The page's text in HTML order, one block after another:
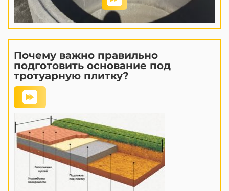
Почему важно правильно
подготовить основание под
тротуарную плитку?